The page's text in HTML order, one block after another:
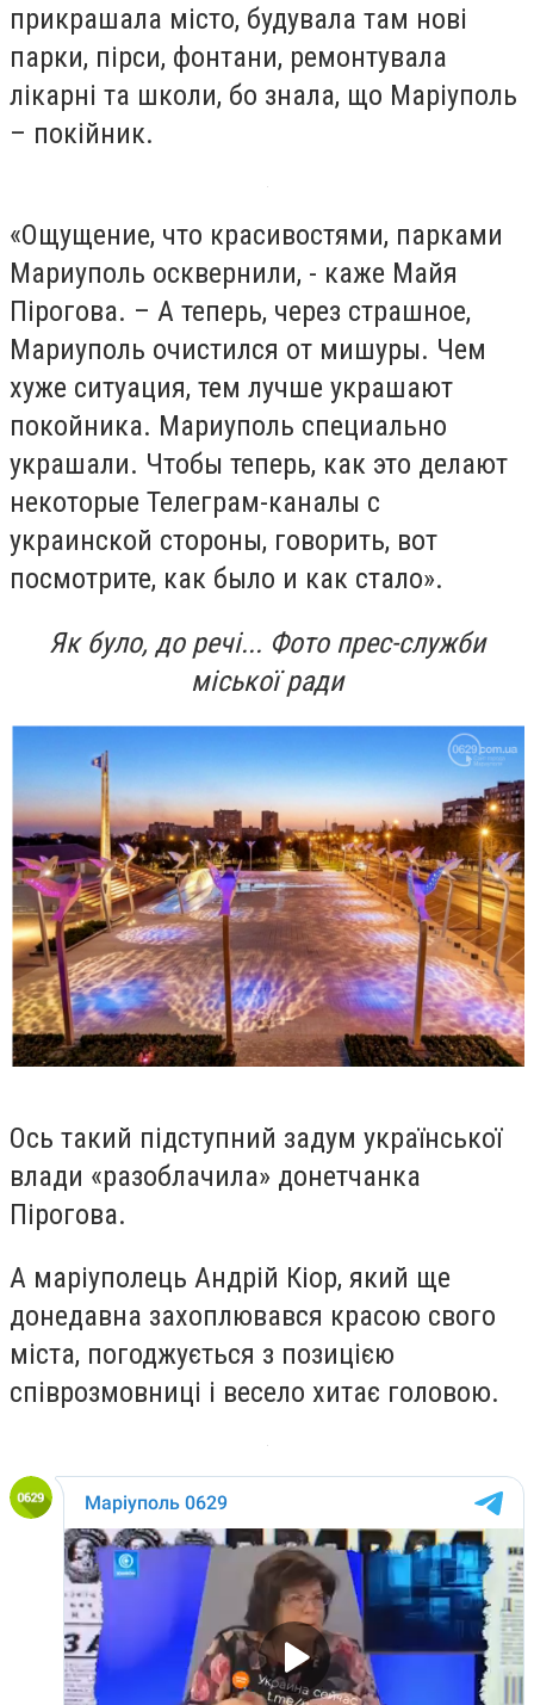
прикрашала місто, будувала там нові
парки, пірси, фонтани, ремонтувала
лікарні та школи, бо знала, що Маріуполь
– покійник.
«Ощущение, что красивостями, парками
Мариуполь осквернили, - каже Майя
Пірогова. – А теперь, через страшное,
Мариуполь очистился от мишуры. Чем
хуже ситуация, тем лучше украшают
покойника. Мариуполь специально
украшали. Чтобы теперь, как это делают
некоторые Телеграм-каналы с
украинской стороны, говорить, вот
посмотрите, как было и как стало».
Як було, до речі... Фото прес-служби
міської ради
Ось такий підступний задум української
влади «разоблачила» донетчанка
Пірогова.
А маріуполець Андрій Кіор, який ще
донедавна захоплювався красою свого
міста, погоджується з позицією
співрозмовниці і весело хитає головою.